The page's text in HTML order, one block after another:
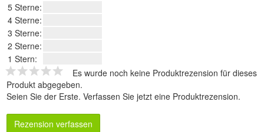
5 Sterne:
4 Sterne:
3 Sterne:
2 Sterne:
1 Stern:
Es wurde noch keine Produktrezension für dieses
Produkt abgegeben.
Seien Sie der Erste. Verfassen Sie jetzt eine Produktrezension.
Rezension verfassen